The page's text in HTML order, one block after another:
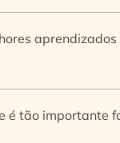
aprendizados
é tão importante